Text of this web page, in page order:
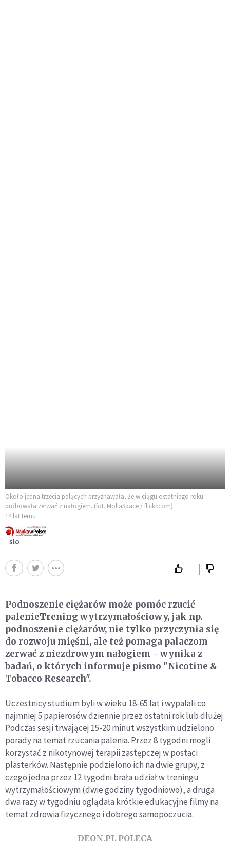
Około jedna trzecia palących przyznawała, że w ciągu ostatniego roku
próbowała zerwać z nałogiem. (fot. MollaSpace / flickr.com)
14 lat temu
slo
Podnoszenie ciężarów może pomóc rzucić
palenieTrening wytrzymałościowy, jak np.
podnoszenie ciężarów, nie tylko przyczynia się
do rozwoju mięśni, ale też pomaga palaczom
zerwać z niezdrowym nałogiem - wynika z
badań, o których informuje pismo "Nicotine &
Tobacco Research".
Uczestnicy studium byli w wieku 18-65 lat i wypalali co
najmniej 5 papierosów dziennie przez ostatni rok lub dłużej.
Podczas sesji trwającej 15-20 minut wszystkim udzielono
porady na temat rzucania palenia. Przez 8 tygodni mogli
korzystać z nikotynowej terapii zastępczej w postaci
plasterków. Następnie podzielono ich na dwie grupy, z
czego jedna przez 12 tygodni brała udział w treningu
wytrzymałościowym (dwie godziny tygodniowo), a druga
dwa razy w tygodniu oglądała krótkie edukacyjne filmy na
temat zdrowia fizycznego i dobrego samopoczucia.
DEON.PL POLECA